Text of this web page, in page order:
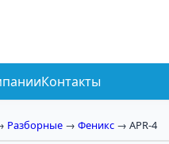
Контакты
Разборные → Феникс → APR-4